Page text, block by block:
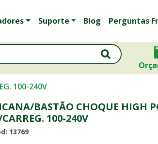
Suporte Blog Perguntas
100-240V
BASTÃO CHOQUE HIGH
100-240V
13769